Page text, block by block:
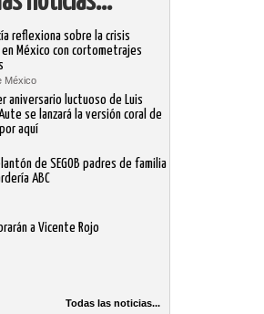
reflexiona sobre la crisis
México con cortometrajes
México
aniversario luctuoso de Luis
se lanzará la versión coral de
aquí
de SEGOB padres de familia
ABC
a Vicente Rojo
Todas las noticias...